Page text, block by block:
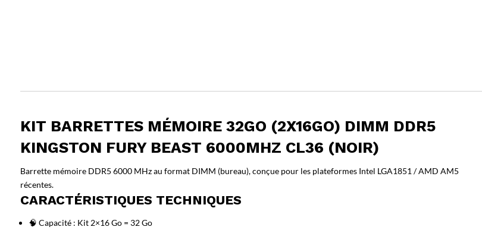
KIT BARRETTES MÉMOIRE 32GO (2X16GO) DIMM DDR5
KINGSTON FURY BEAST 6000MHZ CL36 (NOIR)
Barrette mémoire DDR5 6000 MHz au format DIMM (bureau), conçue pour les plateformes Intel LGA1851 / AMD AM5
récentes.
CARACTÉRISTIQUES TECHNIQUES
🧠 Capacité : Kit 2×16 Go = 32 Go